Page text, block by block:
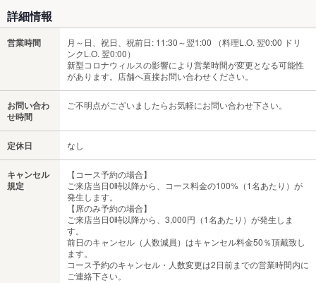
詳細情報
営業時間
月～日、祝日、祝前日: 11:30～翌1:00 （料理L.O. 翌0:00 ドリ
ンクL.O. 翌0:00）
新型コロナウィルスの影響により営業時間が変更となる可能性
があります。店舗へ直接お問い合わせください。
お問い合わ
せ時間
ご不明点がございましたらお気軽にお問い合わせ下さい。
定休日 なし
キャンセル
規定
【コース予約の場合】
ご来店当日0時以降から、コース料金の100%（1名あたり）が
発生します。
【席のみ予約の場合】
ご来店当日0時以降から、3,000円（1名あたり）が発生しま
す。
前日のキャンセル（人数減員）はキャンセル料金50％頂戴致し
ます。
コース予約のキャンセル・人数変更は2日前までの営業時間内に
ご連絡下さい。